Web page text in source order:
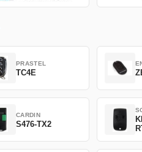
PRASTEL
TC4E
CARDIN
S476-TX2